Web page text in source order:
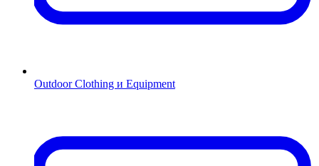
Outdoor Clothing и Equipment